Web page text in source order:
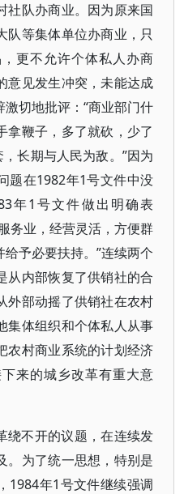
社队办商业。因为原来国
队等集体单位办商业，只
更不允许个体私人办商
意见发生冲突，未能达成
切地批评：“商业部门什
拿鞭子，多了就砍，少了
长期与人民为敌。”因为
题在1982年1号文件中没
年1号文件做出明确表
务业，经营灵活，方便群
予必要扶持。”连续两个
从内部恢复了供销社的合
外部动摇了供销社在农村
集体组织和个体私人从事
农村商业系统的计划经济
来的城乡改革有重大意
绕不开的议题，在连续发
。为了统一思想，特别是
1984年1号文件继续强调